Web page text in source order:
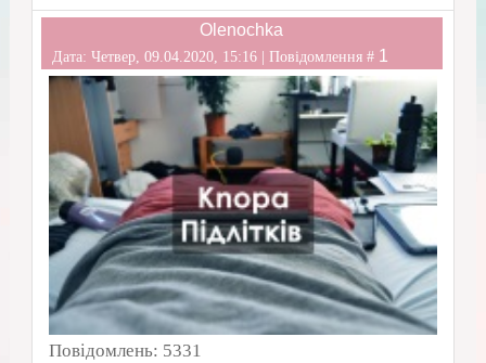
Olenochka
Дата: Четвер, 09.04.2020, 15:16 | Повідомлення # 1
Повідомлень: 5331